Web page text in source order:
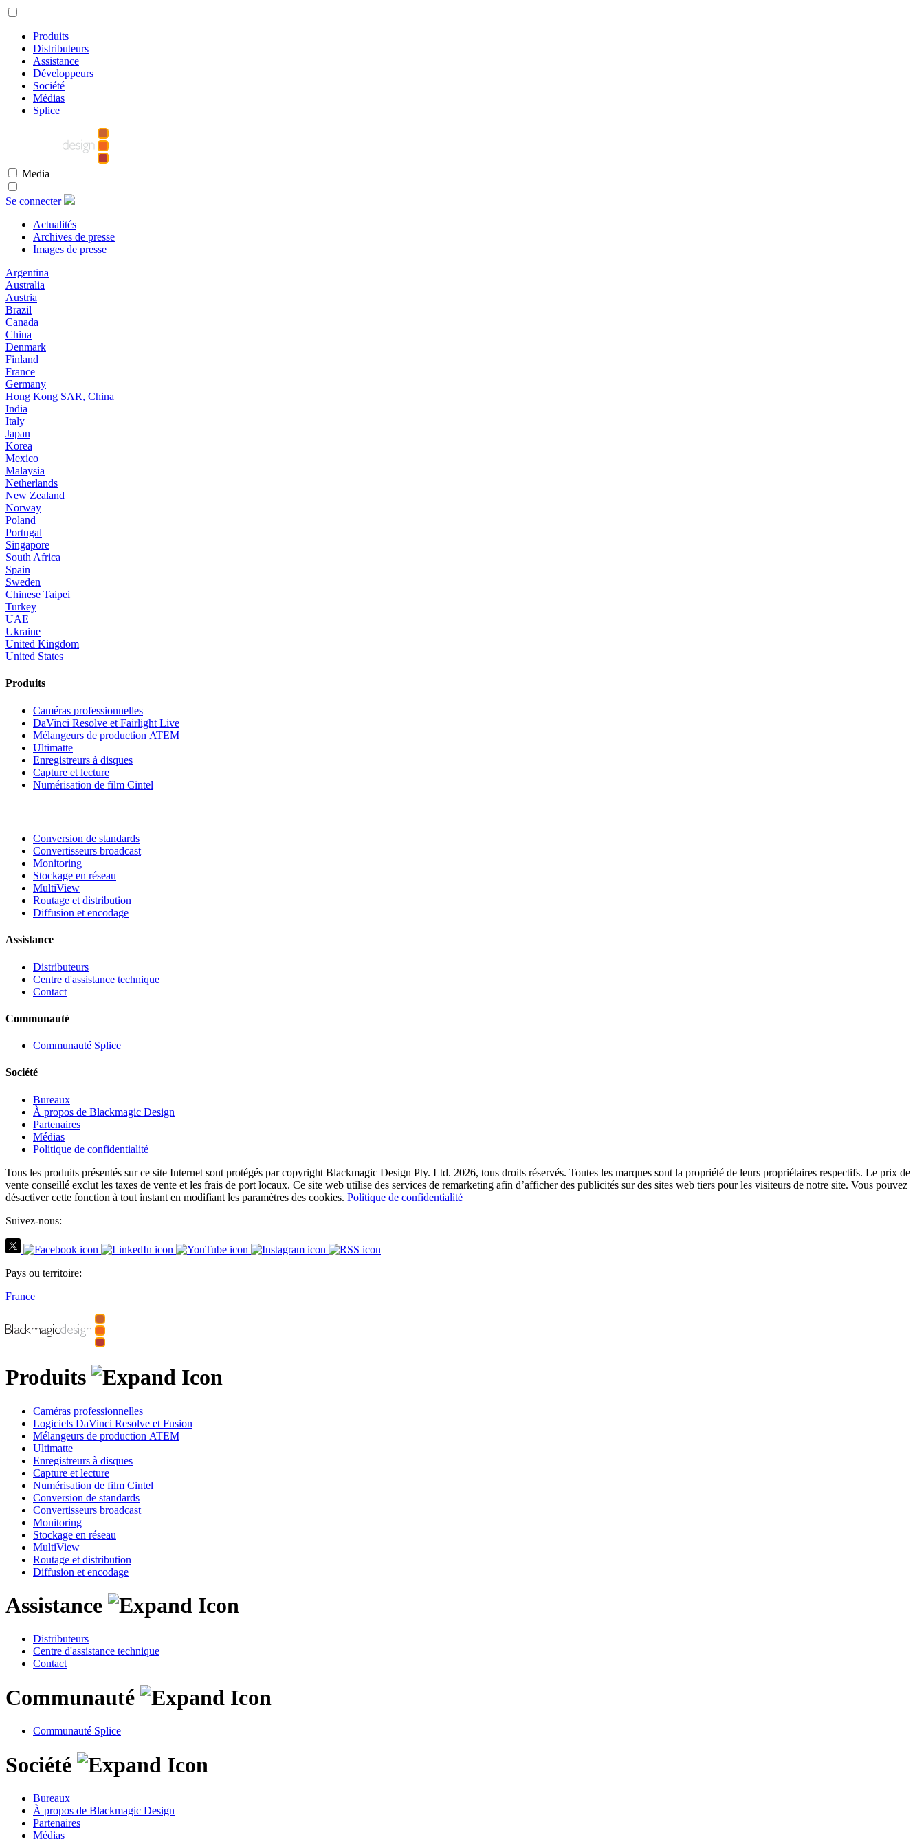
Produits
Distributeurs
Assistance
Développeurs
Société
Médias
Splice
Media
Se connecter
Actualités
Archives de presse
Images de presse
Argentina
Australia
Austria
Brazil
Canada
China
Denmark
Finland
France
Germany
Hong Kong SAR, China
India
Italy
Japan
Korea
Mexico
Malaysia
Netherlands
New Zealand
Norway
Poland
Portugal
Singapore
South Africa
Spain
Sweden
Chinese Taipei
Turkey
UAE
Ukraine
United Kingdom
United States
Produits
Caméras professionnelles
DaVinci Resolve et Fairlight Live
Mélangeurs de production ATEM
Ultimatte
Enregistreurs à disques
Capture et lecture
Numérisation de film Cintel
Conversion de standards
Convertisseurs broadcast
Monitoring
Stockage en réseau
MultiView
Routage et distribution
Diffusion et encodage
Assistance
Distributeurs
Centre d'assistance technique
Contact
Communauté
Communauté Splice
Société
Bureaux
À propos de Blackmagic Design
Partenaires
Médias
Politique de confidentialité
Tous les produits présentés sur ce site Internet sont protégés par copyright Blackmagic Design Pty. Ltd. 2026, tous droits réservés. Toutes les marques sont la propriété de leurs propriétaires respectifs. Le prix de
vente conseillé exclut les taxes de vente et les frais de port locaux. Ce site web utilise des services de remarketing afin d’afficher des publicités sur des sites web tiers pour les visiteurs de notre site. Vous pouvez
désactiver cette fonction à tout instant en modifiant les paramètres des cookies. Politique de confidentialité
Suivez-nous:
Pays ou territoire:
France
Produits
Caméras professionnelles
Logiciels DaVinci Resolve et Fusion
Mélangeurs de production ATEM
Ultimatte
Enregistreurs à disques
Capture et lecture
Numérisation de film Cintel
Conversion de standards
Convertisseurs broadcast
Monitoring
Stockage en réseau
MultiView
Routage et distribution
Diffusion et encodage
Assistance
Distributeurs
Centre d'assistance technique
Contact
Communauté
Communauté Splice
Société
Bureaux
À propos de Blackmagic Design
Partenaires
Médias